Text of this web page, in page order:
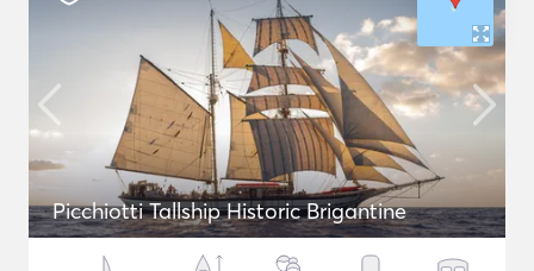
Picchiotti Tallship Historic Brigantine